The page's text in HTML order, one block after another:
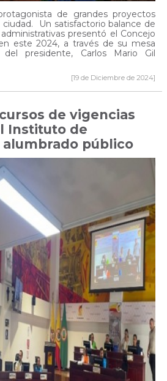
de grandes proyectos
ciudad. Un satisfactorio balance de
presentó el Concejo
este 2024, a través de su mesa
presidente, Carlos Mario Gil
[19 de Diciembre de 2024]
de vigencias
Instituto de
alumbrado público